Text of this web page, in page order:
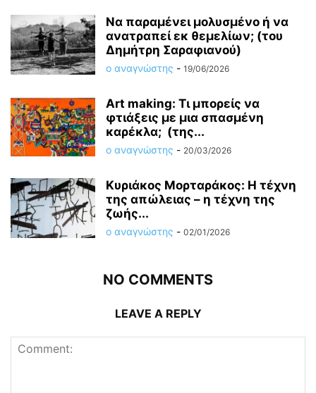
Να παραμένει μολυσμένο ή να
ανατραπεί εκ θεμελίων; (του
Δημήτρη Σαραφιανού)
ο αναγνώστης - 19/06/2026
Art making: Τι μπορείς να
φτιάξεις με μια σπασμένη
καρέκλα; (της...
ο αναγνώστης - 20/03/2026
Κυριάκος Μορταράκος: Η τέχνη
της απώλειας – η τέχνη της
ζωής...
ο αναγνώστης - 02/01/2026
NO COMMENTS
LEAVE A REPLY